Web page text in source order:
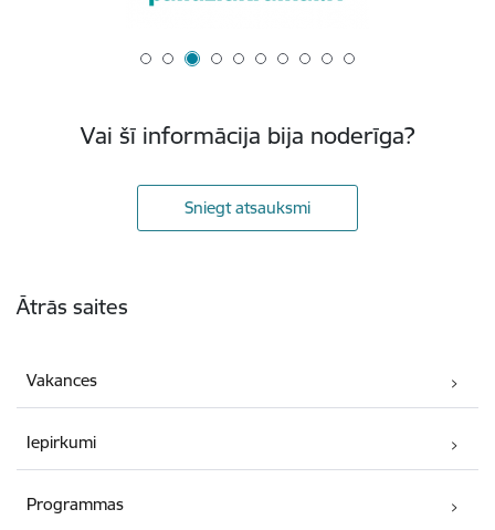
Vai šī informācija bija noderīga?
Sniegt atsauksmi
Ātrās saites
Vakances
Iepirkumi
Programmas